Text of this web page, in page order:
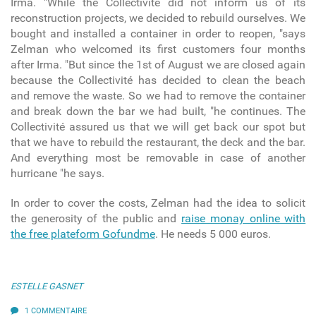
reconstruction projects, we decided to rebuild ourselves. We
bought and installed a container in order to reopen, "says
Zelman who welcomed its first customers four months
after Irma. "But since the 1st of August we are closed again
because the Collectivité has decided to clean the beach
and remove the waste. So we had to remove the container
and break down the bar we had built, "he continues. The
Collectivité assured us that we will get back our spot but
that we have to rebuild the restaurant, the deck and the bar.
And everything most be removable in case of another
hurricane "he says.
In order to cover the costs, Zelman had the idea to solicit
the generosity of the public and raise monay online with
the free plateform Gofundme. He needs 5 000 euros.
ESTELLE GASNET
1 COMMENTAIRE